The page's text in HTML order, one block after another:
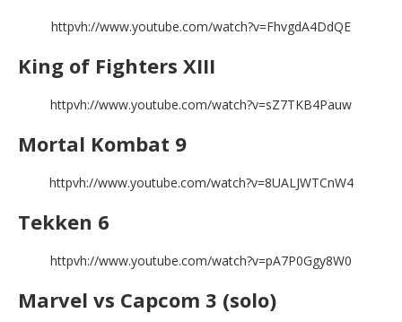
httpvh://www.youtube.com/watch?v=FhvgdA4DdQE
King of Fighters XIII
httpvh://www.youtube.com/watch?v=sZ7TKB4Pauw
Mortal Kombat 9
httpvh://www.youtube.com/watch?v=8UALJWTCnW4
Tekken 6
httpvh://www.youtube.com/watch?v=pA7P0Ggy8W0
Marvel vs Capcom 3 (solo)